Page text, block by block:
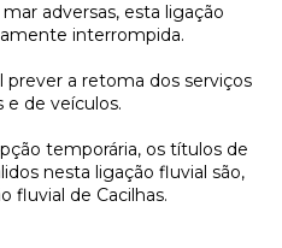
adversas, esta ligação
interrompida.
a retoma dos serviços
e de veículos.
temporária, os títulos de
nesta ligação fluvial são,
fluvial de Cacilhas.